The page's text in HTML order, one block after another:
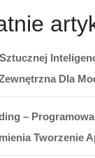
Dla
–
Tworzenie